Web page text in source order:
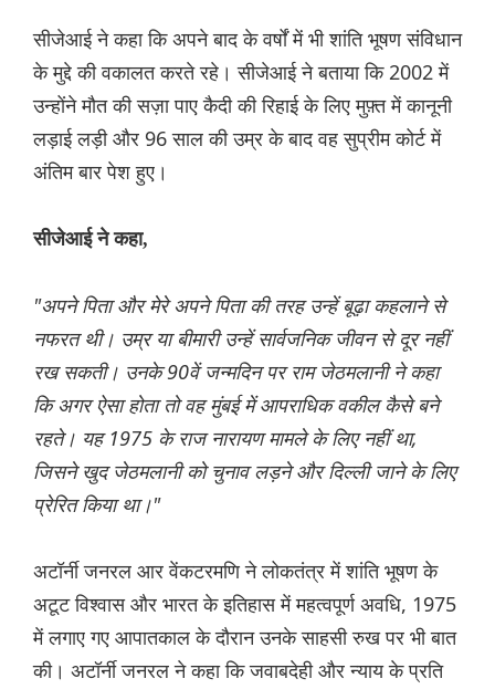
सीजेआई ने कहा कि अपने बाद के वर्षों में भी शांति भूषण संविधान
के मुद्दे की वकालत करते रहे। सीजेआई ने बताया कि 2002 में
उन्होंने मौत की सज़ा पाए कैदी की रिहाई के लिए मुफ़्त में कानूनी
लड़ाई लड़ी और 96 साल की उम्र के बाद वह सुप्रीम कोर्ट में
अंतिम बार पेश हुए।
सीजेआई ने कहा,
"अपने पिता और मेरे अपने पिता की तरह उन्हें बूढ़ा कहलाने से
नफरत थी। उम्र या बीमारी उन्हें सार्वजनिक जीवन से दूर नहीं
रख सकती। उनके 90वें जन्मदिन पर राम जेठमलानी ने कहा
कि अगर ऐसा होता तो वह मुंबई में आपराधिक वकील कैसे बने
रहते। यह 1975 के राज नारायण मामले के लिए नहीं था,
जिसने खुद जेठमलानी को चुनाव लड़ने और दिल्ली जाने के लिए
प्रेरित किया था।"
अटॉर्नी जनरल आर वेंकटरमणि ने लोकतंत्र में शांति भूषण के
अटूट विश्वास और भारत के इतिहास में महत्वपूर्ण अवधि, 1975
में लगाए गए आपातकाल के दौरान उनके साहसी रुख पर भी बात
की। अटॉर्नी जनरल ने कहा कि जवाबदेही और न्याय के प्रति